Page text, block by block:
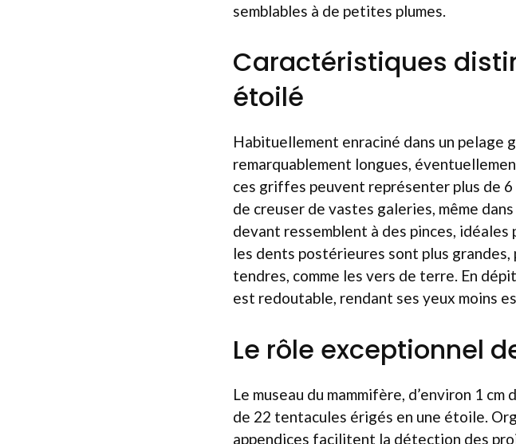
semblables à de petites plumes.
Caractéristiques
étoilé
Habituellement enraciné dans un
remarquablement longues,
ces griffes peuvent représenter plus de
de creuser de vastes galeries, même
devant ressemblent à des pinces,
les dents postérieures sont plus
tendres, comme les vers de terre. En
est redoutable, rendant ses yeux moins
Le rôle exceptionnel
Le museau du mammifère, d’environ 1
de 22 tentacules érigés en une étoile.
appendices facilitent la détection des